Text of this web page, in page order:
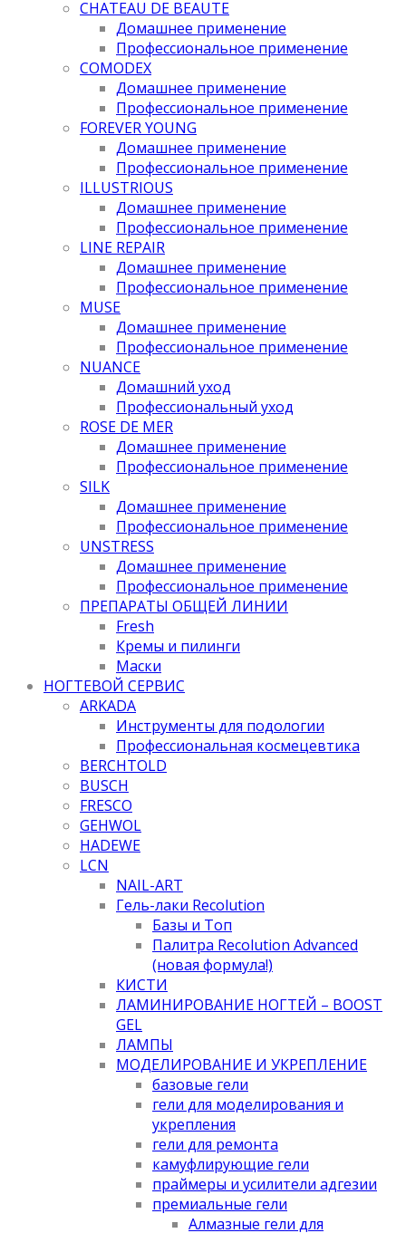
CHATEAU DE BEAUTE
Домашнее применение
Профессиональное применение
COMODEX
Домашнее применение
Профессиональное применение
FOREVER YOUNG
Домашнее применение
Профессиональное применение
ILLUSTRIOUS
Домашнее применение
Профессиональное применение
LINE REPAIR
Домашнее применение
Профессиональное применение
MUSE
Домашнее применение
Профессиональное применение
NUANCE
Домашний уход
Профессиональный уход
ROSE DE MER
Домашнее применение
Профессиональное применение
SILK
Домашнее применение
Профессиональное применение
UNSTRESS
Домашнее применение
Профессиональное применение
ПРЕПАРАТЫ ОБЩЕЙ ЛИНИИ
Fresh
Кремы и пилинги
Маски
НОГТЕВОЙ СЕРВИС
ARKADA
Инструменты для подологии
Профессиональная космецевтика
BERCHTOLD
BUSCH
FRESCO
GEHWOL
HADEWE
LCN
NAIL-ART
Гель-лаки Recolution
Базы и Топ
Палитра Recolution Advanced
(новая формула!)
КИСТИ
ЛАМИНИРОВАНИЕ НОГТЕЙ – BOOST
GEL
ЛАМПЫ
МОДЕЛИРОВАНИЕ И УКРЕПЛЕНИЕ
базовые гели
гели для моделирования и
укрепления
гели для ремонта
камуфлирующие гели
праймеры и усилители адгезии
премиальные гели
Алмазные гели для